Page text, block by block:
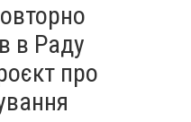
в Раду
про